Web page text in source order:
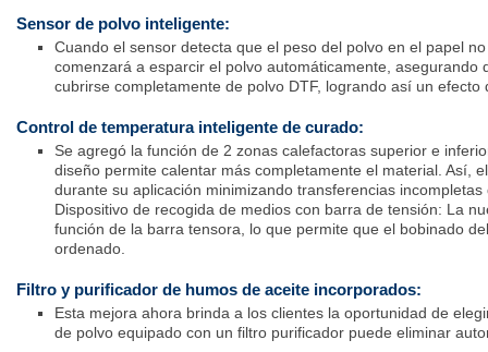
Sensor de polvo inteligente:
Cuando el sensor detecta que el peso del polvo en el papel
comenzará a esparcir el polvo automáticamente, asegurando
cubrirse completamente de polvo DTF, logrando así un efecto
Control de temperatura inteligente de curado:
Se agregó la función de 2 zonas calefactoras superior e
diseño permite calentar más completamente el material. Así,
durante su aplicación minimizando transferencias
Dispositivo de recogida de medios con barra de tensión: La
función de la barra tensora, lo que permite que el bobinado
ordenado.
Filtro y purificador de humos de aceite incorporados:
Esta mejora ahora brinda a los clientes la oportunidad de
de polvo equipado con un filtro purificador puede eliminar